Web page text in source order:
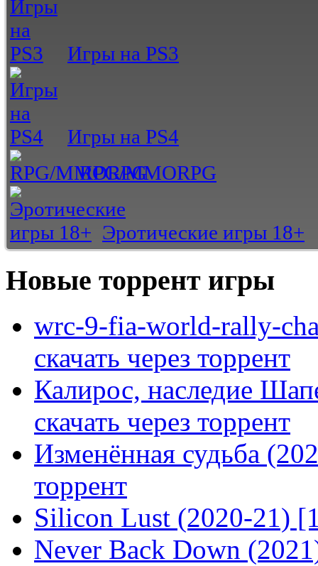
Игры на PS3
Игры на PS4
RPG/MMORPG
Эротические игры 18+
Новые торрент игры
wrc-9-fia-world-rally-
скачать через торрент
Калирос, наследие
скачать через торрент
Изменённая судьба
торрент
Silicon Lust (2020-21)
Never Back Down